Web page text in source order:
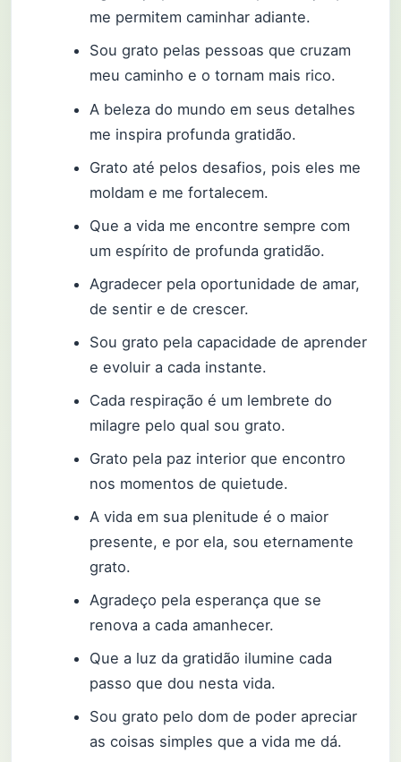
me permitem caminhar adiante.
Sou grato pelas pessoas que cruzam
meu caminho e o tornam mais rico.
A beleza do mundo em seus detalhes
me inspira profunda gratidão.
Grato até pelos desafios, pois eles me
moldam e me fortalecem.
Que a vida me encontre sempre com
um espírito de profunda gratidão.
Agradecer pela oportunidade de amar,
de sentir e de crescer.
Sou grato pela capacidade de aprender
e evoluir a cada instante.
Cada respiração é um lembrete do
milagre pelo qual sou grato.
Grato pela paz interior que encontro
nos momentos de quietude.
A vida em sua plenitude é o maior
presente, e por ela, sou eternamente
grato.
Agradeço pela esperança que se
renova a cada amanhecer.
Que a luz da gratidão ilumine cada
passo que dou nesta vida.
Sou grato pelo dom de poder apreciar
as coisas simples que a vida me dá.